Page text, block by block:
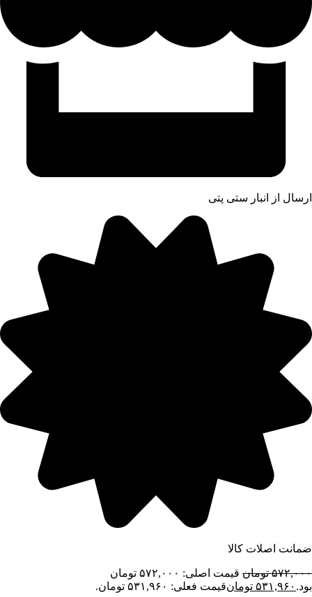
ارسال از انبار ستی پتی
ضمانت اصلات کالا
۵۷۲,۰۰۰ تومان
قیمت اصلی: ۵۷۲,۰۰۰ تومان
بود. ۵۳۱,۹۶۰ تومانقیمت فعلی: ۵۳۱,۹۶۰ تومان.